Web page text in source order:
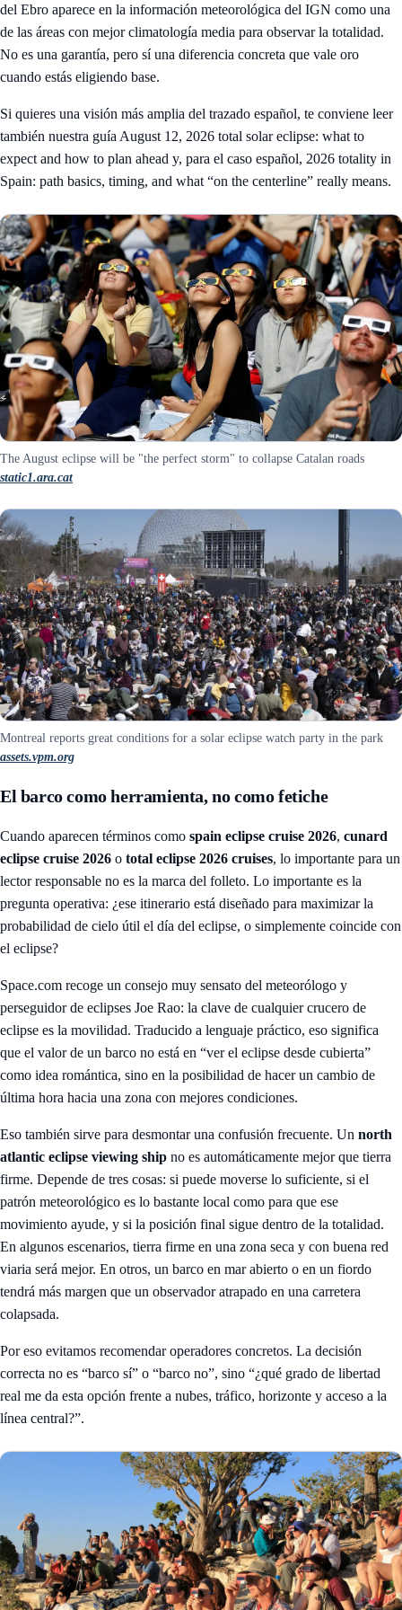
del Ebro aparece en la información meteorológica del IGN como una
de las áreas con mejor climatología media para observar la totalidad.
No es una garantía, pero sí una diferencia concreta que vale oro
cuando estás eligiendo base.
Si quieres una visión más amplia del trazado español, te conviene leer
también nuestra guía August 12, 2026 total solar eclipse: what to
expect and how to plan ahead y, para el caso español, 2026 totality in
Spain: path basics, timing, and what “on the centerline” really means.
The August eclipse will be "the perfect storm" to collapse Catalan roads
static1.ara.cat
Montreal reports great conditions for a solar eclipse watch party in the park
assets.vpm.org
El barco como herramienta, no como fetiche
Cuando aparecen términos como spain eclipse cruise 2026, cunard
eclipse cruise 2026 o total eclipse 2026 cruises, lo importante para un
lector responsable no es la marca del folleto. Lo importante es la
pregunta operativa: ¿ese itinerario está diseñado para maximizar la
probabilidad de cielo útil el día del eclipse, o simplemente coincide con
el eclipse?
Space.com recoge un consejo muy sensato del meteorólogo y
perseguidor de eclipses Joe Rao: la clave de cualquier crucero de
eclipse es la movilidad. Traducido a lenguaje práctico, eso significa
que el valor de un barco no está en “ver el eclipse desde cubierta”
como idea romántica, sino en la posibilidad de hacer un cambio de
última hora hacia una zona con mejores condiciones.
Eso también sirve para desmontar una confusión frecuente. Un north
atlantic eclipse viewing ship no es automáticamente mejor que tierra
firme. Depende de tres cosas: si puede moverse lo suficiente, si el
patrón meteorológico es lo bastante local como para que ese
movimiento ayude, y si la posición final sigue dentro de la totalidad.
En algunos escenarios, tierra firme en una zona seca y con buena red
viaria será mejor. En otros, un barco en mar abierto o en un fiordo
tendrá más margen que un observador atrapado en una carretera
colapsada.
Por eso evitamos recomendar operadores concretos. La decisión
correcta no es “barco sí” o “barco no”, sino “¿qué grado de libertad
real me da esta opción frente a nubes, tráfico, horizonte y acceso a la
línea central?”.